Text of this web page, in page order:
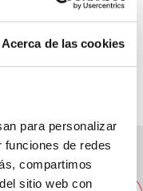
Acerca de las cookies
para personalizar
de redes
compartimos
sitio web con